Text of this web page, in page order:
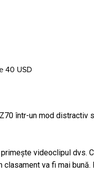
40 USD
într-un mod distractiv
videoclipul dvs.
va fi mai bună.